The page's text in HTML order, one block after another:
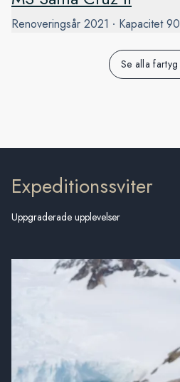
Renoveringsår 2021 Kapacitet 90
Se alla fartyg
Expeditionssviter
Uppgraderade upplevelser